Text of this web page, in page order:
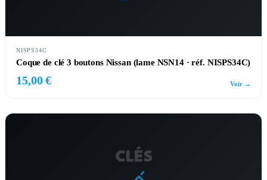
NISPS34C
Coque de clé 3 boutons Nissan (lame NSN14 · réf. NISPS34C)
15,00 € Voir →
CLÉS